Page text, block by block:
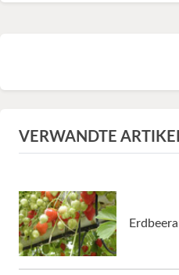
VERWANDTE